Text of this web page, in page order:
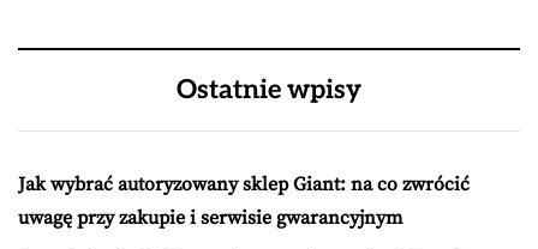
Ostatnie wpisy
Jak wybrać autoryzowany sklep Giant: na co zwrócić
uwagę przy zakupie i serwisie gwarancyjnym